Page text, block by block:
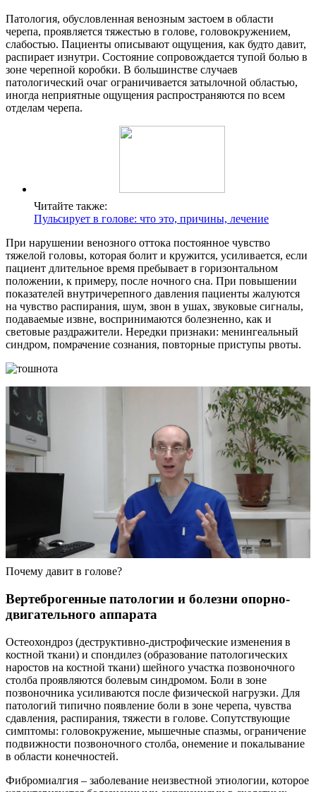
Патология, обусловленная венозным застоем в области
черепа, проявляется тяжестью в голове, головокружением,
слабостью. Пациенты описывают ощущения, как будто давит,
распирает изнутри. Состояние сопровождается тупой болью в
зоне черепной коробки. В большинстве случаев
патологический очаг ограничивается затылочной областью,
иногда неприятные ощущения распространяются по всем
отделам черепа.
Читайте также:
Пульсирует в голове: что это, причины, лечение
При нарушении венозного оттока постоянное чувство
тяжелой головы, которая болит и кружится, усиливается, если
пациент длительное время пребывает в горизонтальном
положении, к примеру, после ночного сна. При повышении
показателей внутричерепного давления пациенты жалуются
на чувство распирания, шум, звон в ушах, звуковые сигналы,
подаваемые извне, воспринимаются болезненно, как и
световые раздражители. Нередки признаки: менингеальный
синдром, помрачение сознания, повторные приступы рвоты.
Почему давит в голове?
Вертеброгенные патологии и болезни опорно-
двигательного аппарата
Остеохондроз (деструктивно-дистрофические изменения в
костной ткани) и спондилез (образование патологических
наростов на костной ткани) шейного участка позвоночного
столба проявляются болевым синдромом. Боли в зоне
позвоночника усиливаются после физической нагрузки. Для
патологий типично появление боли в зоне черепа, чувства
сдавления, распирания, тяжести в голове. Сопутствующие
симптомы: головокружение, мышечные спазмы, ограничение
подвижности позвоночного столба, онемение и покалывание
в области конечностей.
Фибромиалгия – заболевание неизвестной этиологии, которое